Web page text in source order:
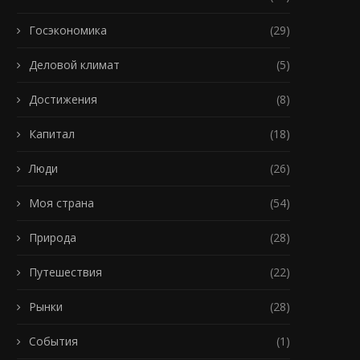
Госэкономика (29)
Деловой климат (5)
Достижения (8)
Капитал (18)
Люди (26)
Моя страна (54)
Природа (28)
Путешествия (22)
Рынки (28)
События (1)